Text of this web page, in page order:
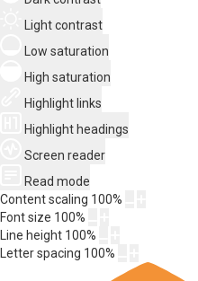
Light contrast
Low saturation
High saturation
Highlight links
Highlight headings
Screen reader
Read mode
Content scaling 100%
Font size 100%
Line height 100%
Letter spacing 100%